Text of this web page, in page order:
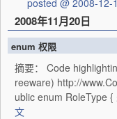
posted @ 2008-12-
2008年11月20日
enum 权限
摘要： Code
reeware) http://
ublic enum RoleType
文